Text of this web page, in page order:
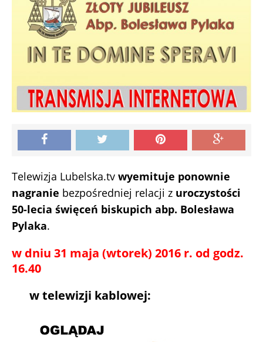
Telewizja Lubelska.tv wyemituje ponownie
nagranie bezpośredniej relacji z uroczystości
50-lecia święceń biskupich abp. Bolesława
Pylaka.
w dniu 31 maja (wtorek) 2016 r. od godz.
16.40
w telewizji kablowej: